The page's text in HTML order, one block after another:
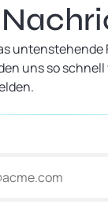
untenstehende
uns so